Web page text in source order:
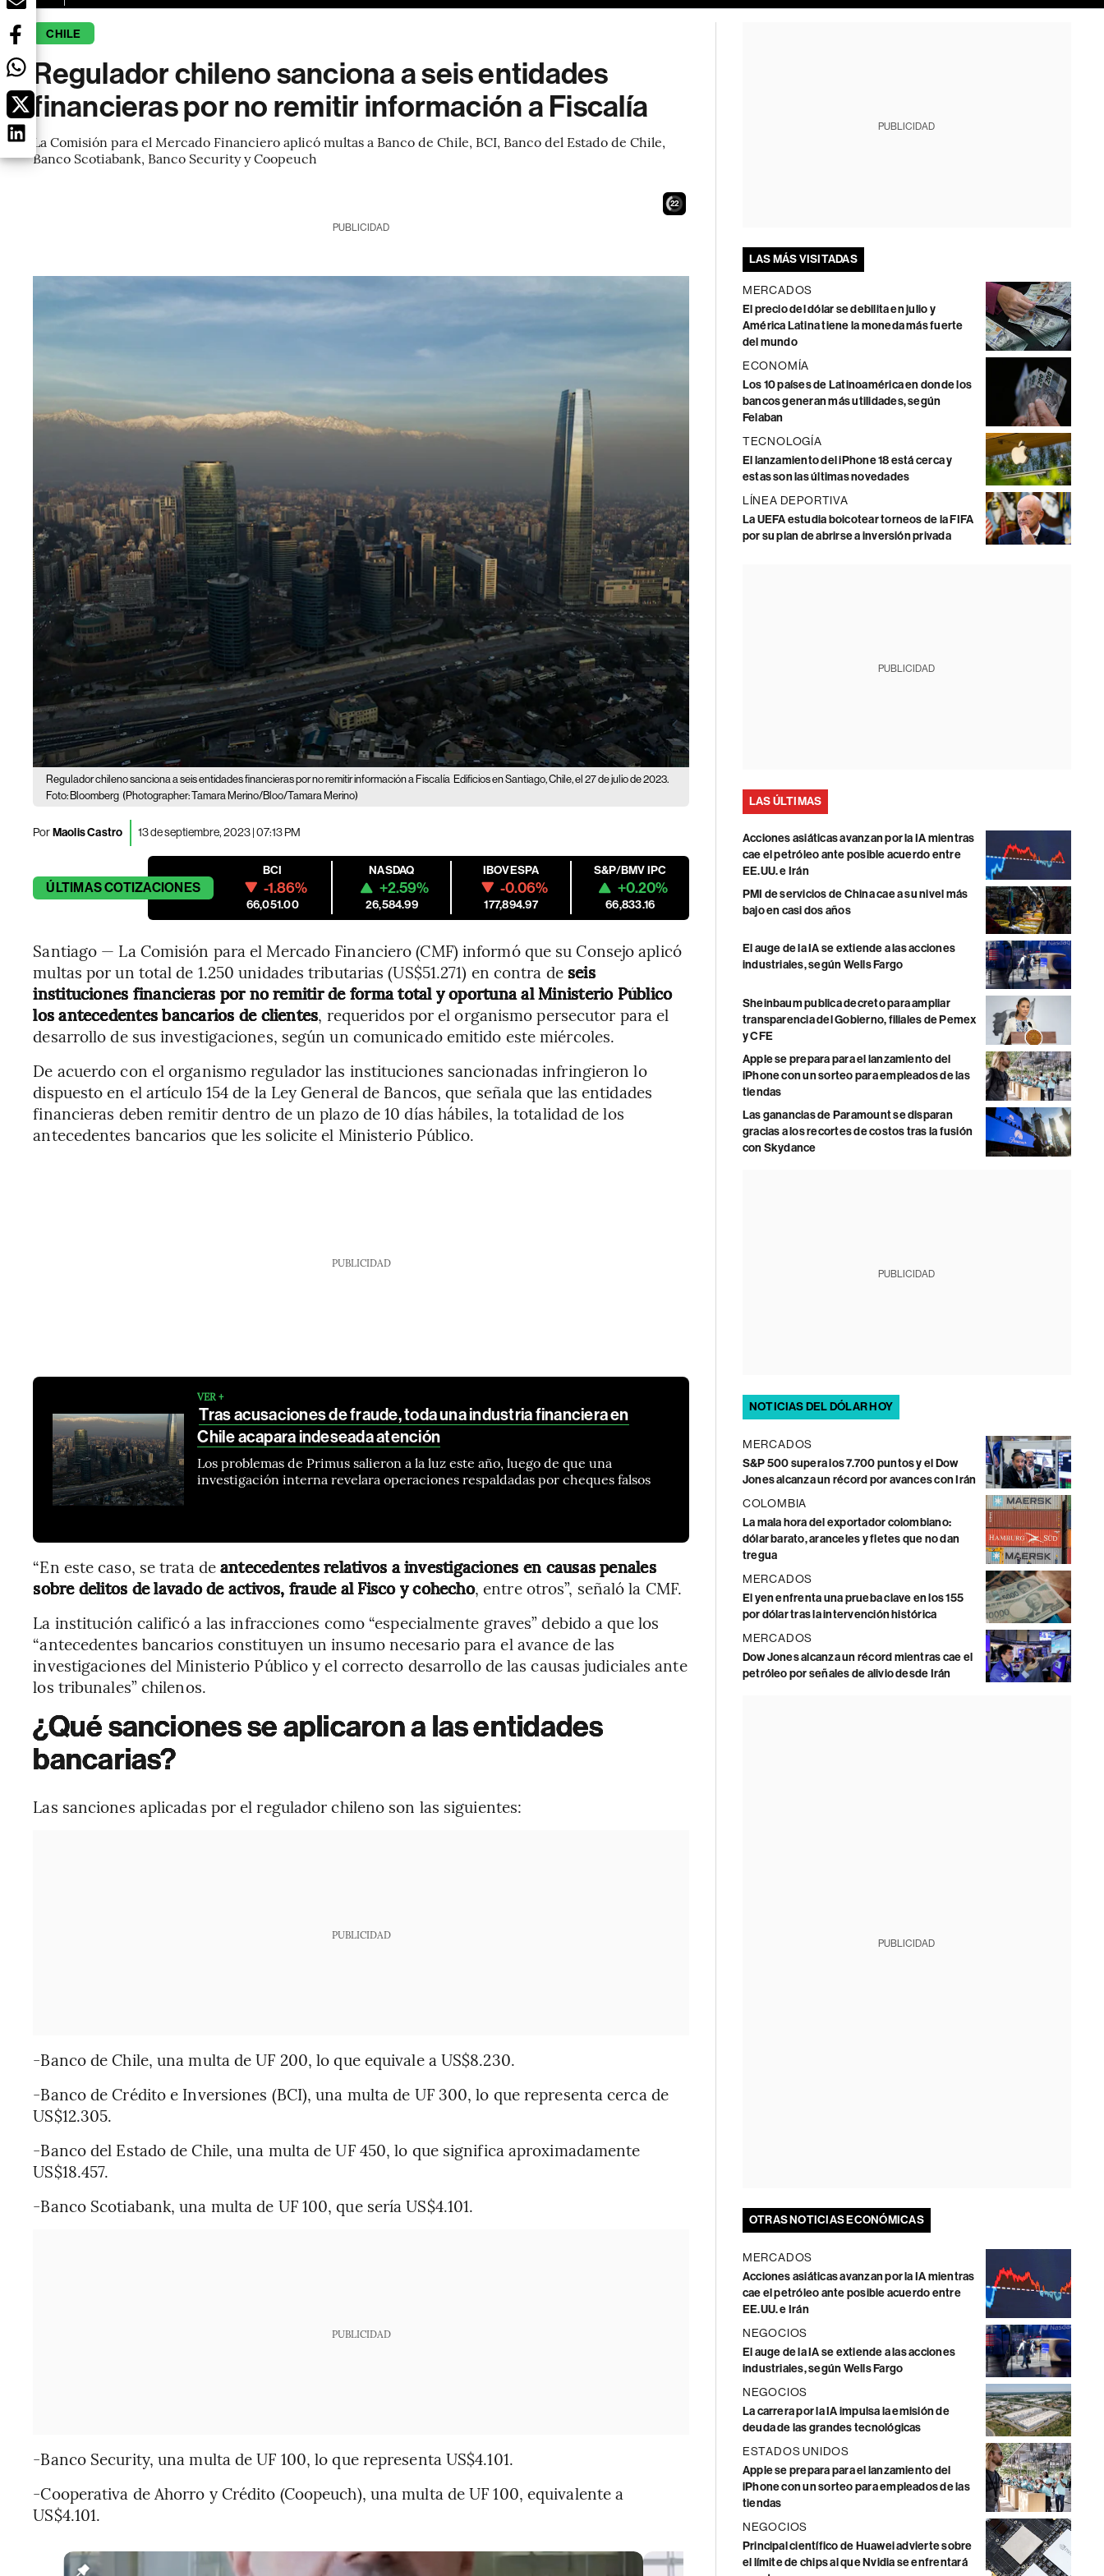
CHILE
Regulador chileno sanciona a seis entidades
financieras por no remitir información a Fiscalía
La Comisión para el Mercado Financiero aplicó multas a Banco de Chile, BCI, Banco del Estado de Chile,
Banco Scotiabank, Banco Security y Coopeuch
21
PUBLICIDAD
Regulador chileno sanciona a seis entidades financieras por no remitir información a Fiscalía Edificios en Santiago, Chile, el 27 de julio de 2023.
Foto: Bloomberg (Photographer: Tamara Merino/Bloo/Tamara Merino)
PorMaolis Castro 13 de septiembre, 2023 | 07:13 PM
ÚLTIMASCOTIZACIONES
BCI
-1.86%
66,051.00
NASDAQ
+2.59%
26,584.99
IBOVESPA
-0.06%
177,894.97
S&P/BMV IPC
+0.20%
66,833.16
Santiago — La Comisión para el Mercado Financiero (CMF) informó que su Consejo aplicó
multas por un total de 1.250 unidades tributarias (US$51.271) en contra de seis
instituciones financieras por no remitir de forma total y oportuna al Ministerio Público
los antecedentes bancarios de clientes, requeridos por el organismo persecutor para el
desarrollo de sus investigaciones, según un comunicado emitido este miércoles.
De acuerdo con el organismo regulador las instituciones sancionadas infringieron lo
dispuesto en el artículo 154 de la Ley General de Bancos, que señala que las entidades
financieras deben remitir dentro de un plazo de 10 días hábiles, la totalidad de los
antecedentes bancarios que les solicite el Ministerio Público.
PUBLICIDAD
VER +
Tras acusaciones de fraude, toda una industria financiera en
Chile acapara indeseada atención
Los problemas de Primus salieron a la luz este año, luego de que una
investigación interna revelara operaciones respaldadas por cheques falsos
“En este caso, se trata deantecedentes relativos a investigaciones en causas penales
sobre delitos de lavado de activos, fraude al Fisco y cohecho, entre otros”, señaló la CMF.
La institución calificó a las infracciones como “especialmente graves” debido a que los
“antecedentes bancarios constituyen un insumo necesario para el avance de las
investigaciones del Ministerio Público y el correcto desarrollo de las causas judiciales ante
los tribunales” chilenos.
¿Qué sanciones se aplicaron a las entidades
bancarias?
Las sanciones aplicadas por el regulador chileno son las siguientes:
PUBLICIDAD
-Banco de Chile, una multa de UF 200, lo que equivale a US$8.230.
-Banco de Crédito e Inversiones (BCI), una multa de UF 300, lo que representa cerca de
US$12.305.
-Banco del Estado de Chile, una multa de UF 450, lo que significa aproximadamente
US$18.457.
-Banco Scotiabank, una multa de UF 100, que sería US$4.101.
PUBLICIDAD
-Banco Security, una multa de UF 100, lo que representa US$4.101.
-Cooperativa de Ahorro y Crédito (Coopeuch), una multa de UF 100, equivalente a
US$4.101.
PUBLICIDAD
LAS MÁS VISITADAS
MERCADOS
El precio del dólar se debilita en julio y
América Latina tiene la moneda más fuerte
del mundo
ECONOMÍA
Los 10 países de Latinoamérica en donde los
bancos generan más utilidades, según
Felaban
TECNOLOGÍA
El lanzamiento del iPhone 18 está cerca y
estas son las últimas novedades
LÍNEA DEPORTIVA
La UEFA estudia boicotear torneos de la FIFA
por su plan de abrirse a inversión privada
PUBLICIDAD
LAS ÚLTIMAS
Acciones asiáticas avanzan por la IA mientras
cae el petróleo ante posible acuerdo entre
EE.UU. e Irán
PMI de servicios de China cae a su nivel más
bajo en casi dos años
El auge de la IA se extiende a las acciones
industriales, según Wells Fargo
Sheinbaum publica decreto para ampliar
transparencia del Gobierno, filiales de Pemex
y CFE
Apple se prepara para el lanzamiento del
iPhone con un sorteo para empleados de las
tiendas
Las ganancias de Paramount se disparan
gracias a los recortes de costos tras la fusión
con Skydance
PUBLICIDAD
NOTICIAS DEL DÓLAR HOY
MERCADOS
S&P 500 supera los 7.700 puntos y el Dow
Jones alcanza un récord por avances con Irán
COLOMBIA
La mala hora del exportador colombiano:
dólar barato, aranceles y fletes que no dan
tregua
MERCADOS
El yen enfrenta una prueba clave en los 155
por dólar tras la intervención histórica
MERCADOS
Dow Jones alcanza un récord mientras cae el
petróleo por señales de alivio desde Irán
PUBLICIDAD
OTRAS NOTICIAS ECONÓMICAS
MERCADOS
Acciones asiáticas avanzan por la IA mientras
cae el petróleo ante posible acuerdo entre
EE.UU. e Irán
NEGOCIOS
El auge de la IA se extiende a las acciones
industriales, según Wells Fargo
NEGOCIOS
La carrera por la IA impulsa la emisión de
deuda de las grandes tecnológicas
ESTADOS UNIDOS
Apple se prepara para el lanzamiento del
iPhone con un sorteo para empleados de las
tiendas
NEGOCIOS
Principal científico de Huawei advierte sobre
el límite de chips al que Nvidia se enfrentará